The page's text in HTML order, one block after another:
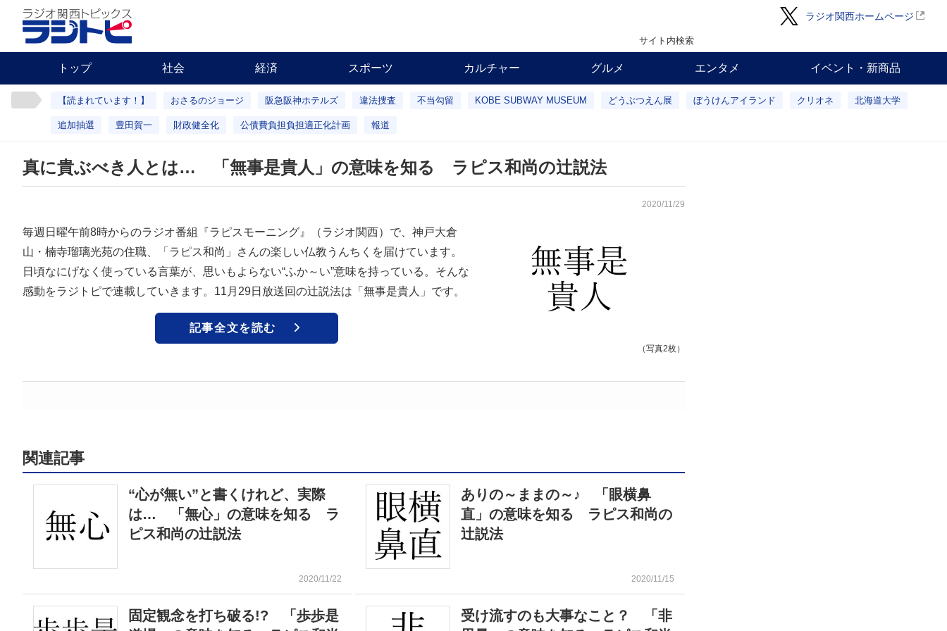
ラジオ関西ホームページ
サイト内検索
トップ 社会 経済 スポーツ カルチャー グルメ エンタメ イベント・新商品
【読まれています！】 おさるのジョージ 阪急阪神ホテルズ 違法捜査 不当勾留 KOBE SUBWAY MUSEUM どうぶつえん展 ぼうけんアイランド クリオネ 北海道大学
追加抽選 豊田賀一 財政健全化 公債費負担負担適正化計画 報道
真に貴ぶべき人とは… 「無事是貴人」の意味を知る ラピス和尚の辻説法
2020/11/29
（写真2枚）
毎週日曜午前8時からのラジオ番組『ラピスモーニング』（ラジオ関西）で、神戸大倉
山・楠寺瑠璃光苑の住職、「ラピス和尚」さんの楽しい仏教うんちくを届けています。
日頃なにげなく使っている言葉が、思いもよらない“ふか～い”意味を持っている。そんな
感動をラジトピで連載していきます。11月29日放送回の辻説法は「無事是貴人」です。
記事全文を読む
関連記事
“心が無い”と書くけれど、実際
は… 「無心」の意味を知る ラ
ピス和尚の辻説法
2020/11/22
ありの～ままの～♪ 「眼横鼻
直」の意味を知る ラピス和尚の
辻説法
2020/11/15
固定観念を打ち破る!? 「歩歩是
受け流すのも大事なこと？ 「非